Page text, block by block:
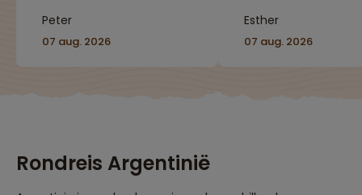
Peter
07 aug. 2026
Esther
07 aug. 2026
Rondreis Argentinië